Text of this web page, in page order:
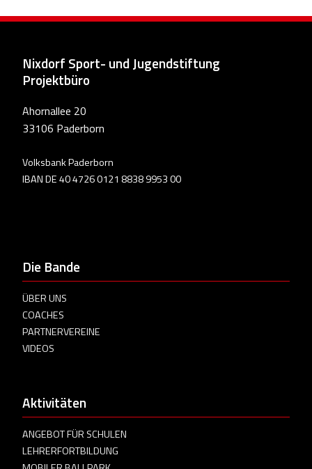
Nixdorf Sport- und Jugendstiftung
Projektbüro
Ahornallee 20
33106 Paderborn
Volksbank Paderborn
IBAN DE 40 4726 0121 8838 9953 00
Die Bande
ÜBER UNS
COACHES
PARTNERVEREINE
VIDEOS
Aktivitäten
ANGEBOT FÜR SCHULEN
LEHRERFORTBILDUNG